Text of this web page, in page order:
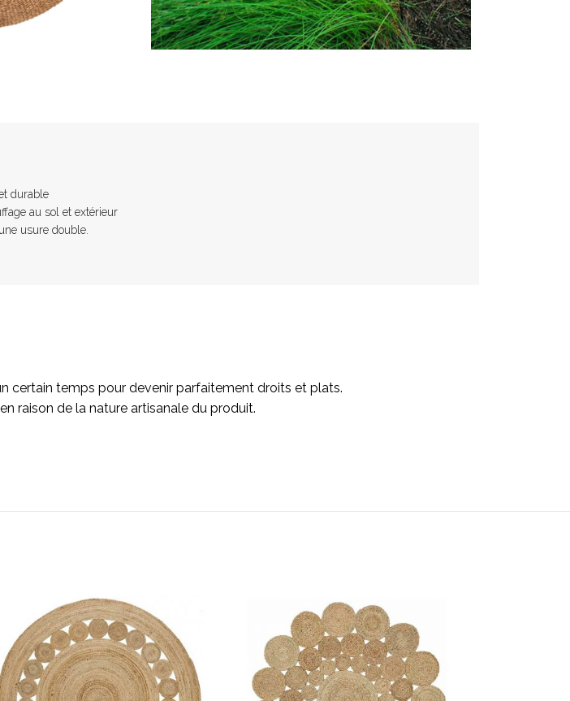
durable
au sol et extérieur
usure double.
certain temps pour devenir parfaitement droits et plats.
raison de la nature artisanale du produit.